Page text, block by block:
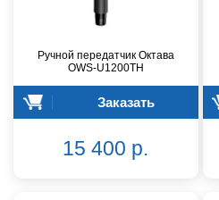
Ручной передатчик Октава
OWS-U1200TH
Заказать
15 400 р.